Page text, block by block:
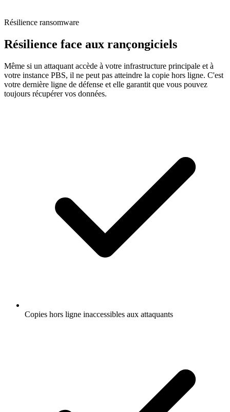
Résilience ransomware
Résilience face aux rançongiciels
Même si un attaquant accède à votre infrastructure principale et à
votre instance PBS, il ne peut pas atteindre la copie hors ligne. C'est
votre dernière ligne de défense et elle garantit que vous pouvez
toujours récupérer vos données.
Copies hors ligne inaccessibles aux attaquants